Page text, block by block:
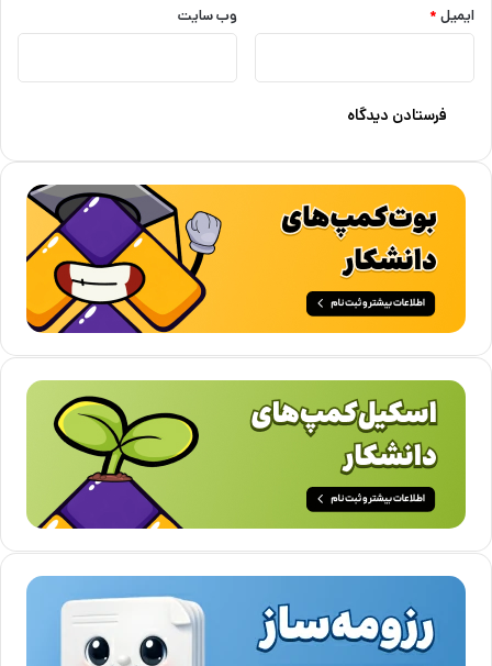
ایمیل * وب‌ سایت